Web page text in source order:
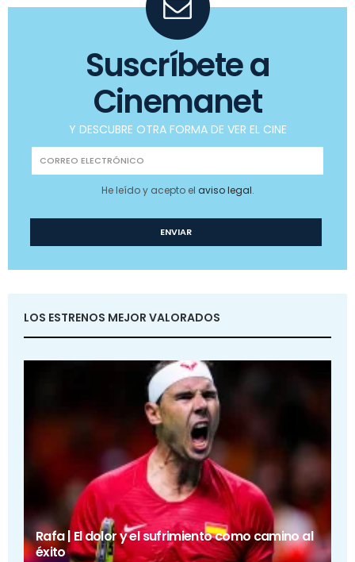
Suscríbete a
Cinemanet
Y DESCUBRE OTRA FORMA DE VER EL CINE
He leído y acepto el aviso legal.
LOS ESTRENOS MEJOR VALORADOS
Rafa | El dolor y el sufrimiento como camino al
éxito